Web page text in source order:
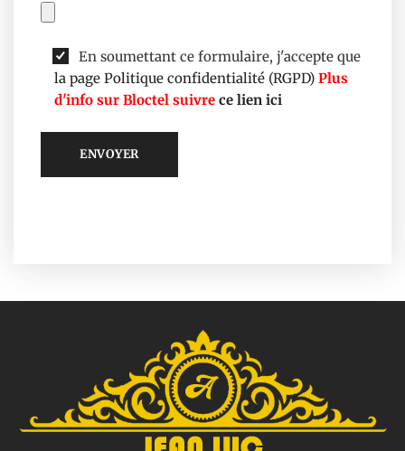
En soumettant ce formulaire, j'accepte que
la page Politique confidentialité (RGPD) Plus
d'info sur Bloctel suivre ce lien ici